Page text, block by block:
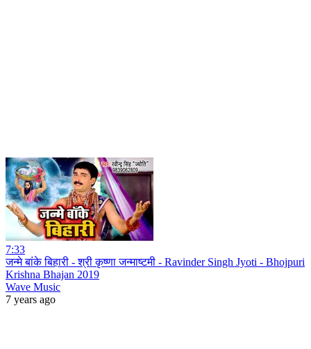
7:33
जन्मे बांके बिहारी - श्री कृष्णा जन्माष्टमी - Ravinder Singh Jyoti - Bhojpuri
Krishna Bhajan 2019
Wave Music
7 years ago